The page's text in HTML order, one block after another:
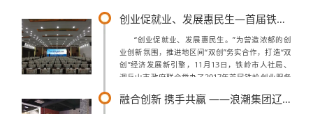
创业促就业、发展惠民生—首届铁岭创业服务主题展
“创业促就业、发展惠民生。”为营造浓郁的创
业创新氛围，推进地区间“双创”务实合作，打造“双
创”经济发展新引擎，11月13日，铁岭市人社局、
调兵山市政府联合举办了2017年首届铁岭创业服务
联集团旗下的馋猫特特、智慧...
融合创新 携手共赢 ――浪潮集团辽宁区宋若翔总经理莅临考察调研